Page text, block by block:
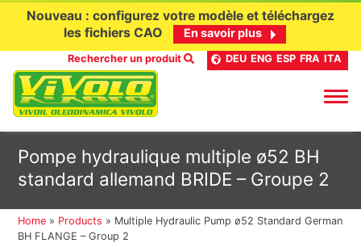
contenu
Nouveau : configurez votre modèle et téléchargez
les fichiers CAO
En savoir plus
Rechercher un produit DEU ENG ESP FRA ITA
Pompe hydraulique multiple ø52 BH
standard allemand BRIDE – Groupe 2
Home » Products » Multiple Hydraulic Pump ø52 Standard German
BH FLANGE – Group 2